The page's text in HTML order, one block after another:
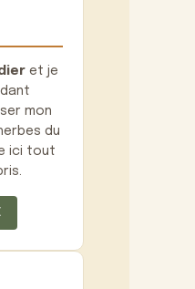
et je
mon
du
ici tout